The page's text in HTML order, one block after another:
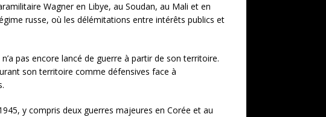
Wagner en Libye, au Soudan, au Mali et en
russe, où les délémitations entre intérêts publics et
pas encore lancé de guerre à partir de son territoire.
son territoire comme défensives face à
y compris deux guerres majeures en Corée et au